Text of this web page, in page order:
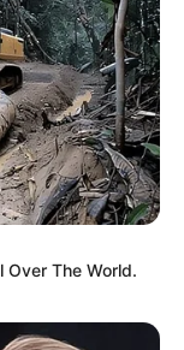
Over The World.